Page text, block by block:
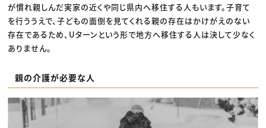
が慣れ親しんだ実家の近くや同じ県内へ移住する人もいます。子育て
を行ううえで、子どもの面倒を見てくれる親の存在はかけがえのない
存在であるため、Uターンという形で地方へ移住する人は決して少なく
ありません。
親の介護が必要な人